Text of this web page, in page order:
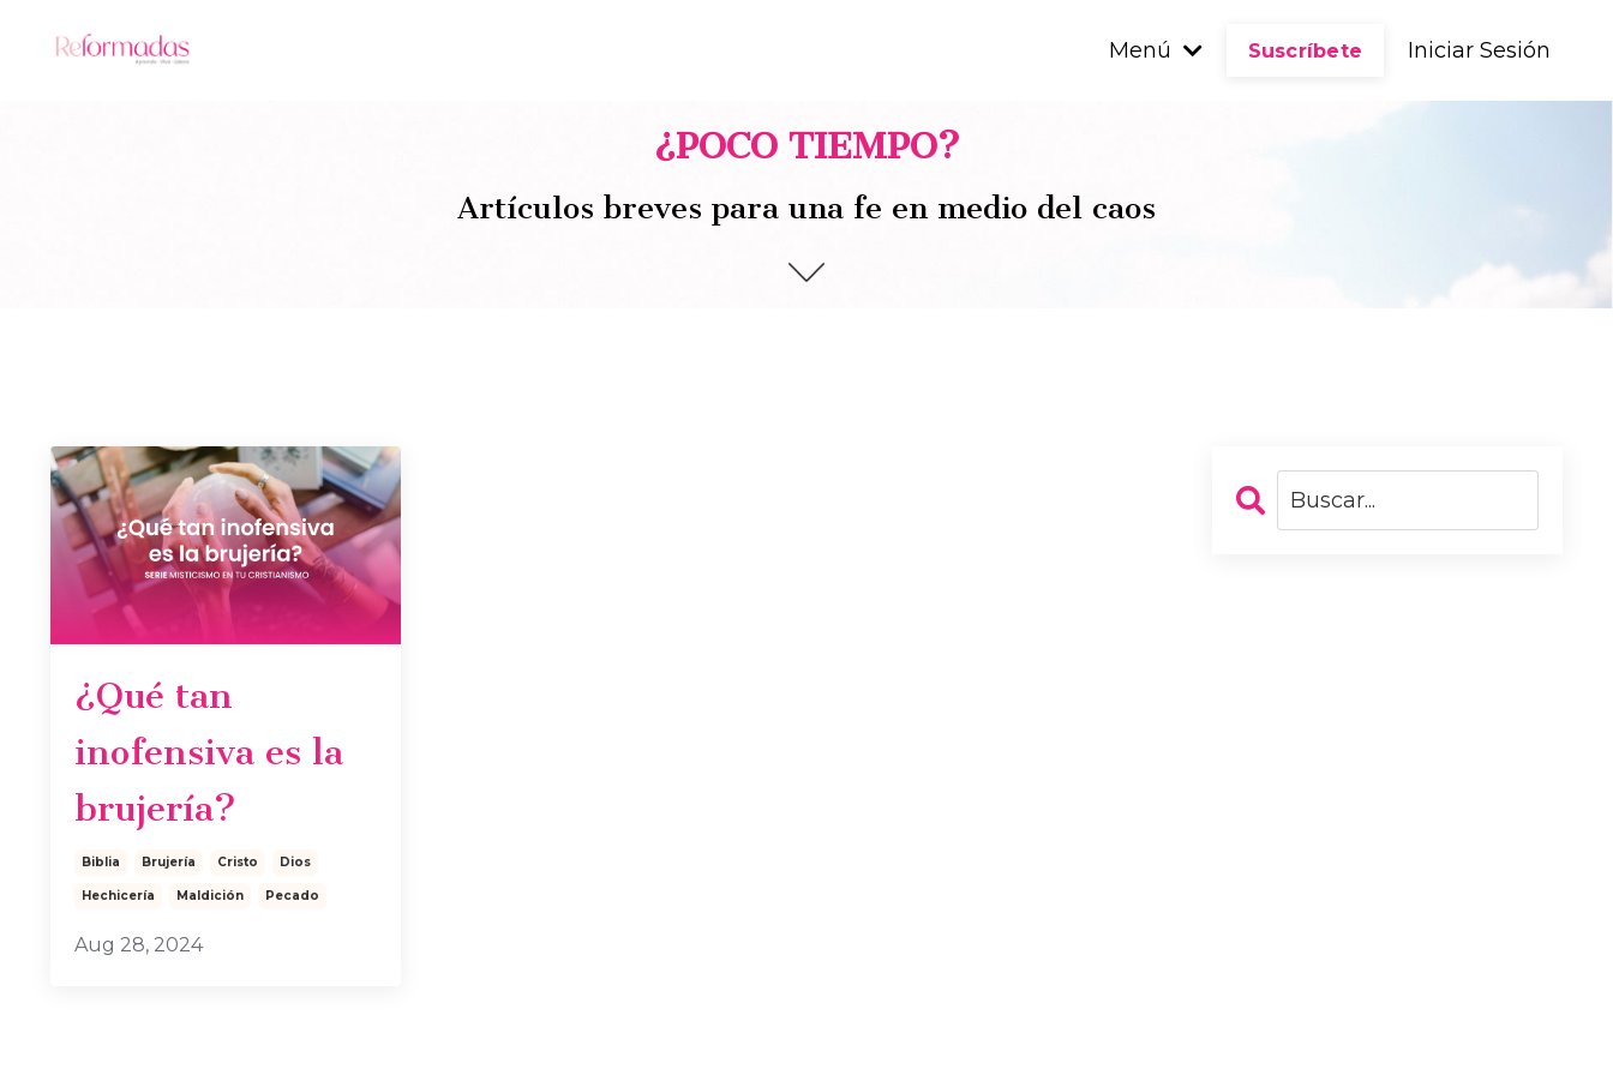
Menú Suscríbete Iniciar Sesión
¿POCO TIEMPO?
Artículos breves para una fe en medio del caos
¿Qué tan
inofensiva es la
brujería?
Biblia Brujería Cristo Dios
Hechicería Maldición Pecado
Aug 28, 2024